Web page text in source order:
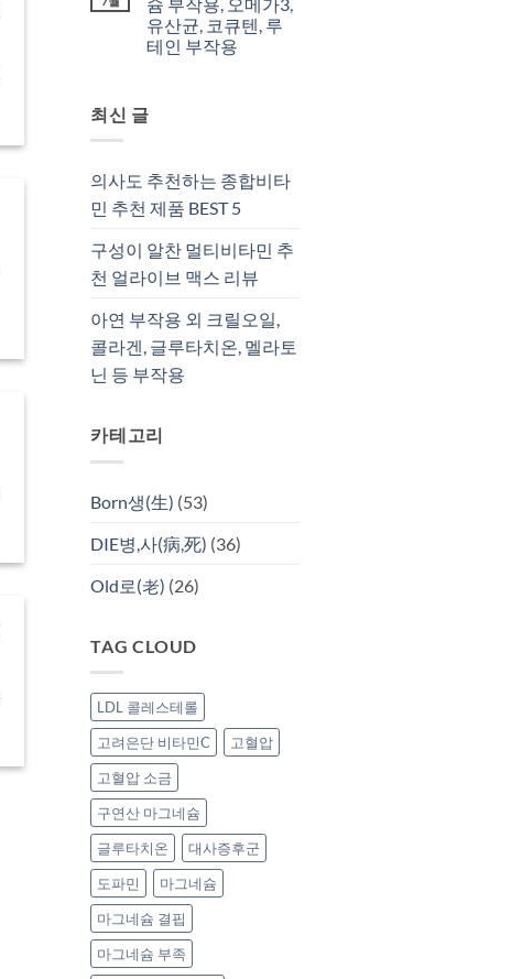
유산균, 코큐텐, 루
테인 부작용
최신 글
의사도 추천하는 종합비타
민 추천 제품 BEST 5
구성이 알찬 멀티비타민 추
천 얼라이브 맥스 리뷰
아연 부작용 외 크릴오일,
콜라겐, 글루타치온, 멜라토
닌 등 부작용
카테고리
Born생(生) (53)
DIE병,사(病,死) (36)
Old로(老) (26)
TAG CLOUD
LDL 콜레스테롤
고려은단 비타민C
고혈압
고혈압 소금
구연산 마그네슘
글루타치온
대사증후군
도파민
마그네슘
마그네슘 결핍
마그네슘 부족